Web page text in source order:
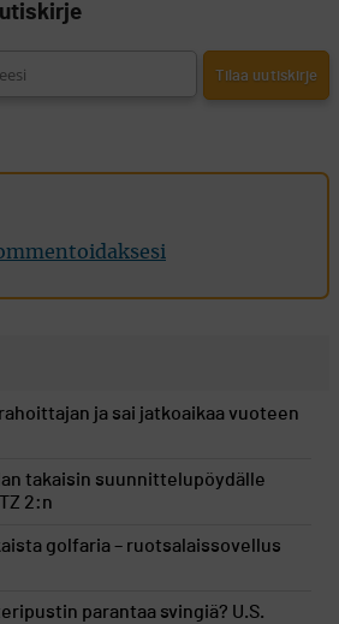
ja sai jatkoaikaa vuoteen
takaisin suunnittelupöydälle
2:n
golfaria – ruotsalaissovellus
parantaa svingiä? U.S.